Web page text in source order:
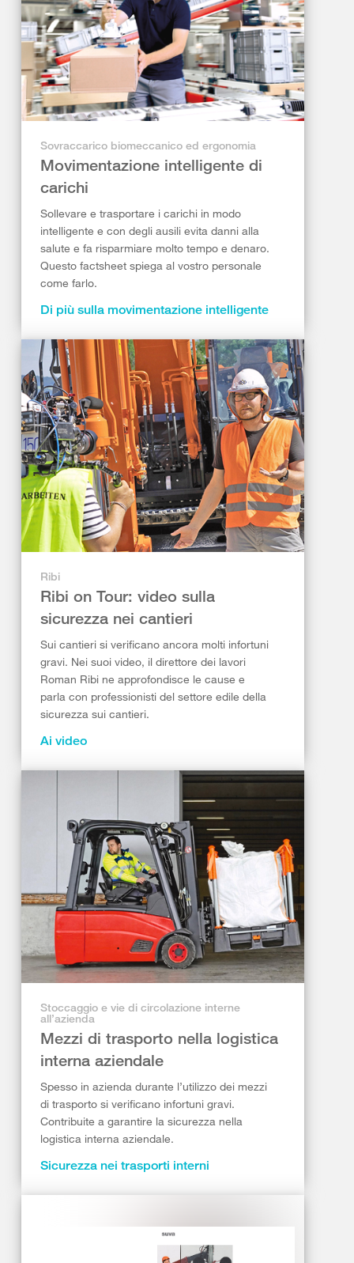
Sovraccarico biomeccanico ed ergonomia
Movimentazione intelligente di
carichi
Sollevare e trasportare i carichi in modo
intelligente e con degli ausili evita danni alla
salute e fa risparmiare molto tempo e denaro.
Questo factsheet spiega al vostro personale
come farlo.
Di più sulla movimentazione intelligente
Ribi
Ribi on Tour: video sulla
sicurezza nei cantieri
Sui cantieri si verificano ancora molti infortuni
gravi. Nei suoi video, il direttore dei lavori
Roman Ribi ne approfondisce le cause e
parla con professionisti del settore edile della
sicurezza sui cantieri.
Ai video
Stoccaggio e vie di circolazione interne
all’azienda
Mezzi di trasporto nella logistica
interna aziendale
Spesso in azienda durante l’utilizzo dei mezzi
di trasporto si verificano infortuni gravi.
Contribuite a garantire la sicurezza nella
logistica interna aziendale.
Sicurezza nei trasporti interni